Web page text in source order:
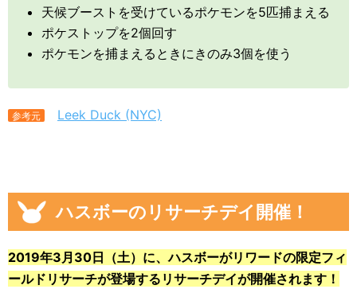
天候ブーストを受けているポケモンを5匹捕まえる
ポケストップを2個回す
ポケモンを捕まえるときにきのみ3個を使う
参考元 Leek Duck (NYC)
ハスボーのリサーチデイ開催！
2019年3月30日（土）に、ハスボーがリワードの限定フィ
ールドリサーチが登場するリサーチデイが開催されます！